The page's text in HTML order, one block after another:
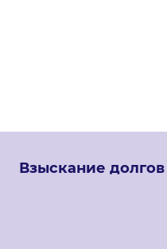
Взыскание долгов